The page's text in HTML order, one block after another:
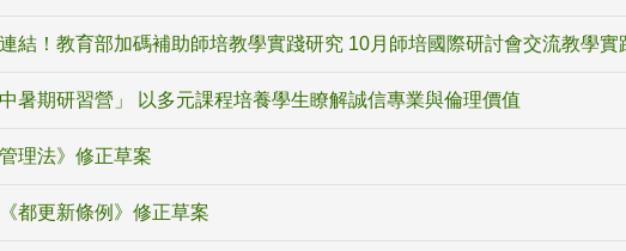
結！教育部加碼補助師培教學實踐研究 10月師培國際研討會交流教學實
暑期研習營」 以多元課程培養學生瞭解誠信專業與倫理價值
理法》修正草案
都更新條例》修正草案